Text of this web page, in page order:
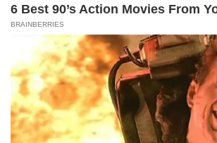
Carmen cumplió su palabra y
había oído aquella noche.
No lo hizo por mí.
Lo hizo por su nieta… y quizá por
haber protegido durante